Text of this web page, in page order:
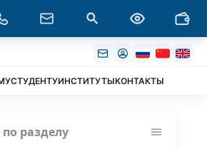
СТУДЕНТУИНСТИТУТЫКОНТАКТЫ
разделу